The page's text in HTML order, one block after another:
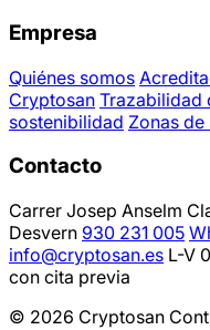
Empresa
Quiénes somos
Cryptosan Trazabilidad
sostenibilidad Zonas
Contacto
Carrer Josep Anselm
Desvern 930 231 005
info@cryptosan.es L-V
con cita previa
© 2026 Cryptosan